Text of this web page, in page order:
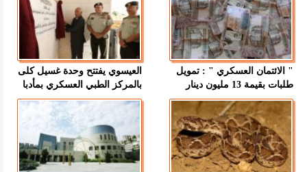
" الائتمان العسكري " : تمويل
طلبات بقيمة 13 مليون دينار
العيسوي يفتتح وحدة غسيل كلى
بالمركز الطبي العسكري بمأدبا